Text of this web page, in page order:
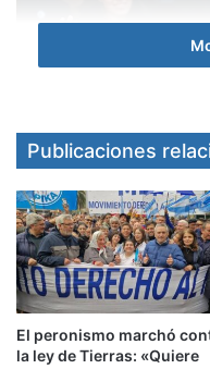
Luego de semanas
cierres de listas, al
de tensión
Publicaciones
El peronismo marchó
la ley de Tierras: «Quiere